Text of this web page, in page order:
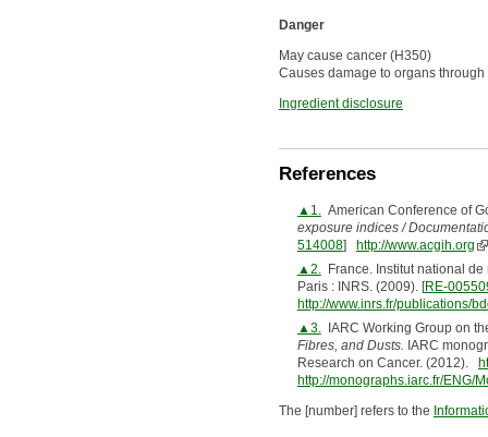
Danger
May cause cancer (H350)
Causes damage to organs
Ingredient disclosure
References
▲1.American Conference of
exposure indices /
514008] http://www.acgih.org
▲2.France. Institut national de
Paris : INRS. (2009). [RE-
http://www.inrs.fr/publications/
▲3.IARC Working Group on
Fibres, and Dusts. IARC
Research on Cancer. (2012).
http://monographs.iarc.fr/ENG/
The [number] refers to the